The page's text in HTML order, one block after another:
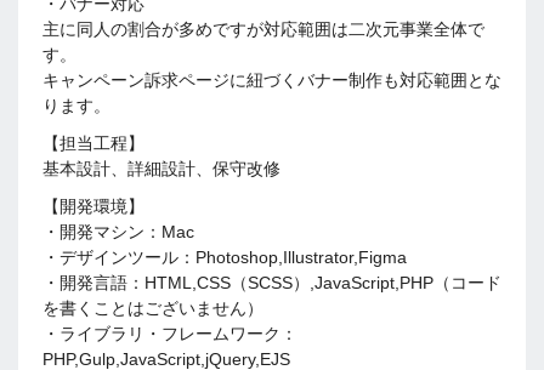
主に同人の割合が多めですが対応範囲は二次元事業全体で
す。
キャンペーン訴求ページに紐づくバナー制作も対応範囲とな
ります。
【担当工程】
基本設計、詳細設計、保守改修
【開発環境】
・開発マシン：Mac
・デザインツール：Photoshop,Illustrator,Figma
・開発言語：HTML,CSS（SCSS）,JavaScript,PHP（コード
を書くことはございません）
・ライブラリ・フレームワーク：
PHP,Gulp,JavaScript,jQuery,EJS